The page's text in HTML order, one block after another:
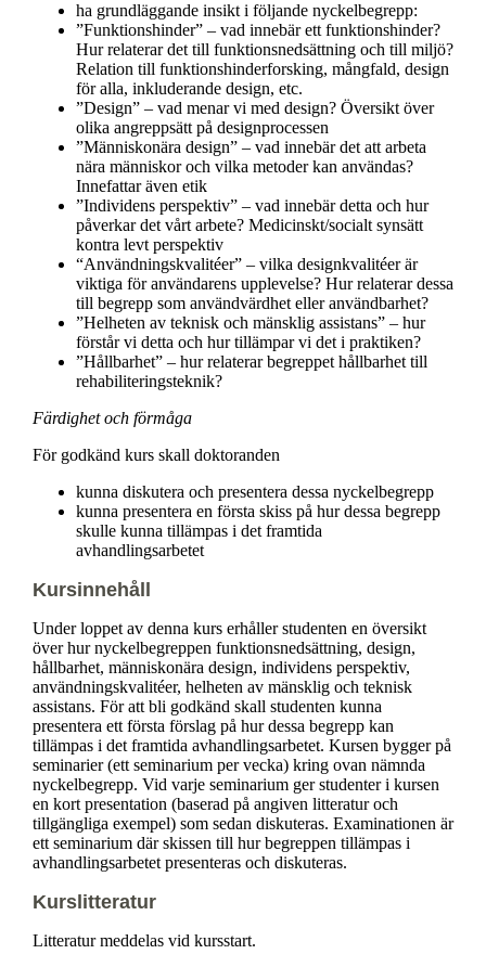
ha grundläggande insikt i följande nyckelbegrepp:
”Funktionshinder” – vad innebär ett funktionshinder?
Hur relaterar det till funktionsnedsättning och till miljö?
Relation till funktionshinderforsking, mångfald, design
för alla, inkluderande design, etc.
”Design” – vad menar vi med design? Översikt över
olika angreppsätt på designprocessen
”Människonära design” – vad innebär det att arbeta
nära människor och vilka metoder kan användas?
Innefattar även etik
”Individens perspektiv” – vad innebär detta och hur
påverkar det vårt arbete? Medicinskt/socialt synsätt
kontra levt perspektiv
“Användningskvalitéer” – vilka designkvalitéer är
viktiga för användarens upplevelse? Hur relaterar dessa
till begrepp som användvärdhet eller användbarhet?
”Helheten av teknisk och mänsklig assistans” – hur
förstår vi detta och hur tillämpar vi det i praktiken?
”Hållbarhet” – hur relaterar begreppet hållbarhet till
rehabiliteringsteknik?
Färdighet och förmåga
För godkänd kurs skall doktoranden
kunna diskutera och presentera dessa nyckelbegrepp
kunna presentera en första skiss på hur dessa begrepp
skulle kunna tillämpas i det framtida
avhandlingsarbetet
Kursinnehåll
Under loppet av denna kurs erhåller studenten en översikt
över hur nyckelbegreppen funktionsnedsättning, design,
hållbarhet, människonära design, individens perspektiv,
användningskvalitéer, helheten av mänsklig och teknisk
assistans. För att bli godkänd skall studenten kunna
presentera ett första förslag på hur dessa begrepp kan
tillämpas i det framtida avhandlingsarbetet. Kursen bygger på
seminarier (ett seminarium per vecka) kring ovan nämnda
nyckelbegrepp. Vid varje seminarium ger studenter i kursen
en kort presentation (baserad på angiven litteratur och
tillgängliga exempel) som sedan diskuteras. Examinationen är
ett seminarium där skissen till hur begreppen tillämpas i
avhandlingsarbetet presenteras och diskuteras.
Kurslitteratur
Litteratur meddelas vid kursstart.